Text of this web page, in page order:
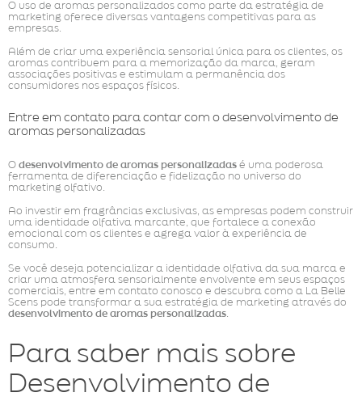
O uso de aromas personalizados como parte da estratégia de
marketing oferece diversas vantagens competitivas para as
empresas.
Além de criar uma experiência sensorial única para os clientes, os
aromas contribuem para a memorização da marca, geram
associações positivas e estimulam a permanência dos
consumidores nos espaços físicos.
Entre em contato para contar com o desenvolvimento de
aromas personalizadas
O desenvolvimento de aromas personalizadas é uma poderosa
ferramenta de diferenciação e fidelização no universo do
marketing olfativo.
Ao investir em fragrâncias exclusivas, as empresas podem construir
uma identidade olfativa marcante, que fortalece a conexão
emocional com os clientes e agrega valor à experiência de
consumo.
Se você deseja potencializar a identidade olfativa da sua marca e
criar uma atmosfera sensorialmente envolvente em seus espaços
comerciais, entre em contato conosco e descubra como a La Belle
Scens pode transformar a sua estratégia de marketing através do
desenvolvimento de aromas personalizadas
Para saber mais sobre
Desenvolvimento de